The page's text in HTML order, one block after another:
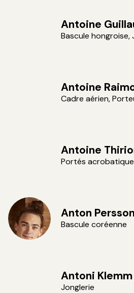
Antoine
Bascule hongroise,
Antoine
Cadre aérien,
Antoine
Portés
Anton Persson
Bascule coréenne
Antoni Klemm
Jonglerie